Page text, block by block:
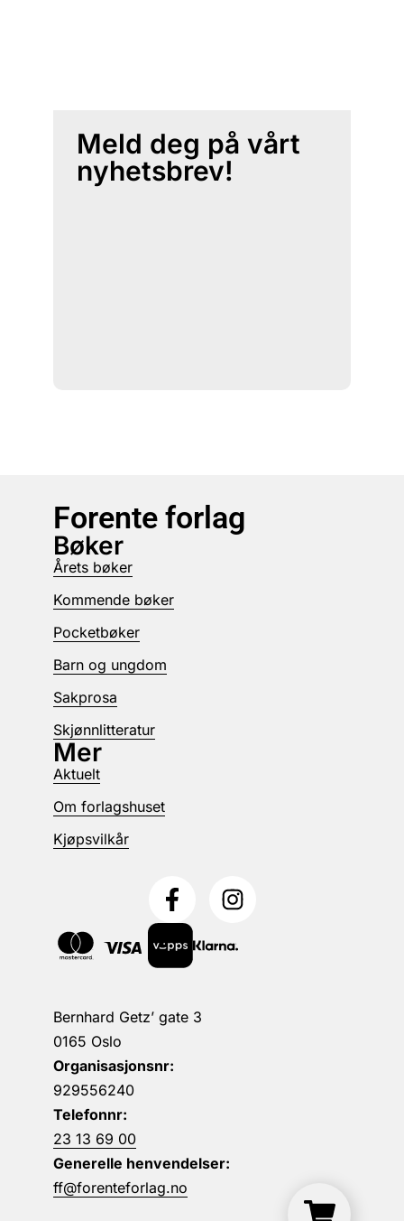
Meld deg på vårt
nyhetsbrev!
Forente forlag
Bernhard Getz’ gate 3
0165 Oslo
Organisasjonsnr:
929556240
Telefonnr:
23 13 69 00
Generelle henvendelser:
ff@forenteforlag.no
Bøker
Årets bøker
Kommende bøker
Pocketbøker
Barn og ungdom
Sakprosa
Skjønnlitteratur
Mer
Aktuelt
Om forlagshuset
Kjøpsvilkår